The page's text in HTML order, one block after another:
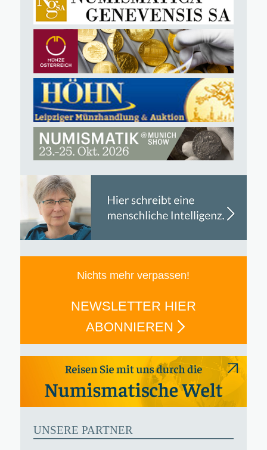
Nichts mehr verpassen!
NEWSLETTER HIER
ABONNIEREN
UNSERE PARTNER